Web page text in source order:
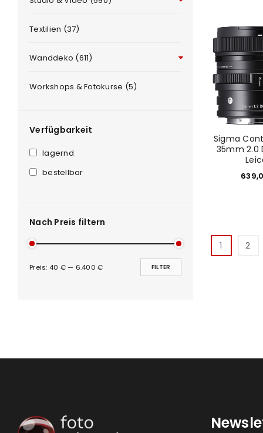
Textilien (37)
Wanddeko (611)
Workshops & Fotokurse (5)
Verfügbarkeit
lagernd
bestellbar
Nach Preis filtern
FILTER
Preis: 40 €— 6.400 €
Sigma
35mm 2.0
1 2